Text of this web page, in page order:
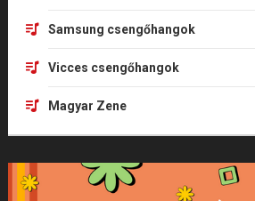
Samsung csengőhangok
Vicces csengőhangok
Magyar Zene